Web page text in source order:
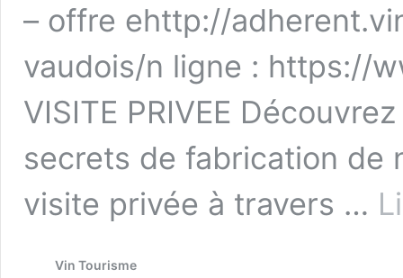
– offre ehttp://
vaudois/n ligne : https://
VISITE PRIVEE
secrets de fabrication de
visite privée à travers …
Vin Tourisme